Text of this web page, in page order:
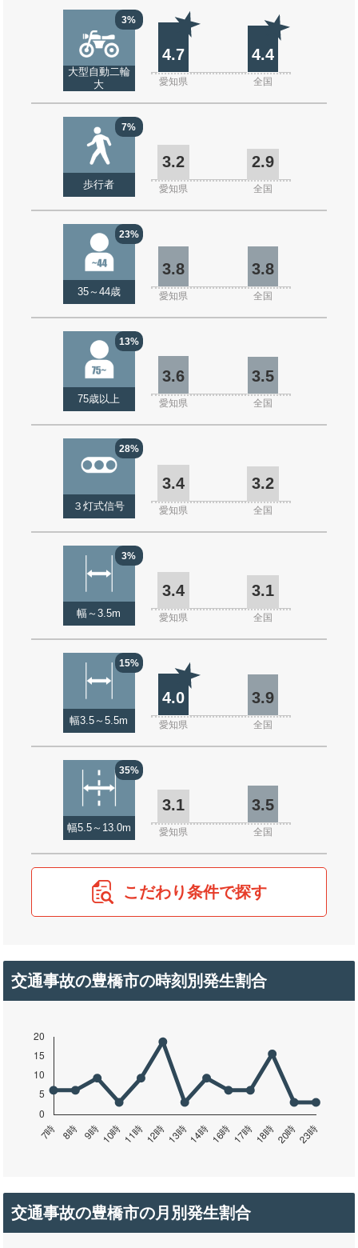
3%
大型自動二輪
大
4.7 4.4
愛知県 全国
7%
歩行者
3.2 2.9
愛知県 全国
23%
35～44歳
3.8 3.8
愛知県 全国
13%
75歳以上
3.6 3.5
愛知県 全国
28%
３灯式信号
3.4 3.2
愛知県 全国
3%
幅～3.5m
3.4 3.1
愛知県 全国
15%
幅3.5～5.5m
4.0 3.9
愛知県 全国
35%
幅5.5～13.0m
3.1 3.5
愛知県 全国
こだわり条件で探す
交通事故の豊橋市の時刻別発生割合
交通事故の豊橋市の月別発生割合